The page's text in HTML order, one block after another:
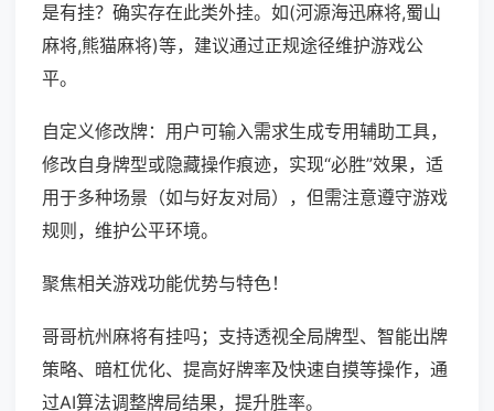
是有挂？确实存在此类外挂。如(河源海迅麻将,蜀山
麻将,熊猫麻将)等，建议通过正规途径维护游戏公
平。
自定义修改牌：用户可输入需求生成专用辅助工具，
修改自身牌型或隐藏操作痕迹，实现“必胜”效果，适
用于多种场景（如与好友对局），但需注意遵守游戏
规则，维护公平环境。
聚焦相关游戏功能优势与特色！
哥哥杭州麻将有挂吗；支持透视全局牌型、智能出牌
策略、暗杠优化、提高好牌率及快速自摸等操作，通
过AI算法调整牌局结果，提升胜率。